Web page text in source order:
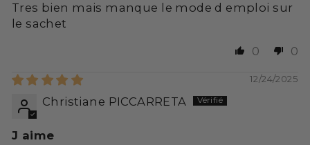
Tres bien mais manque le mode d emploi sur
le sachet
0
0
12/24/2025
Christiane PICCARRETA
J aime